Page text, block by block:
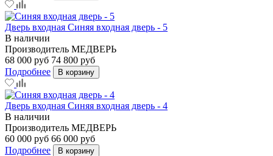
Дверь входная Синяя входная дверь - 5
В наличии
Производитель МЕДВЕРЬ
68 000 руб 74 800 руб
Подробнее
В корзину
Дверь входная Синяя входная дверь - 4
В наличии
Производитель МЕДВЕРЬ
60 000 руб 66 000 руб
Подробнее
В корзину